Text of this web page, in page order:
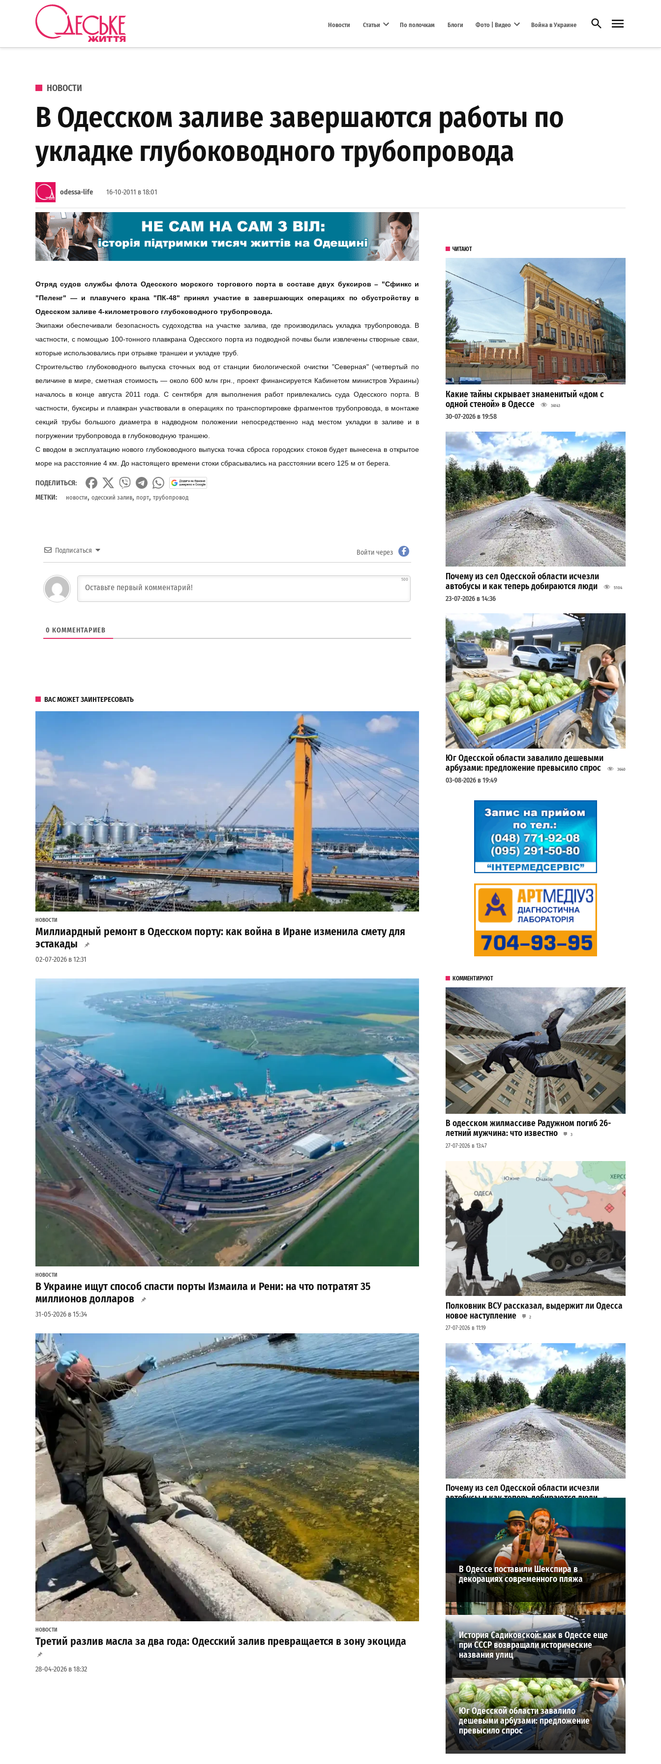
Перейти к содержанию
Новости Статьи По полочкам Блоги Фото | Видео Война в Украине Открыть поиск
ОПУБЛИКОВАНО В
НОВОСТИ
В Одесском заливе завершаются работы по
укладке глубоководного трубопровода
odessa-life 16-10-2011 в 18:01
Отряд судов службы флота Одесского морского торгового порта в составе двух буксиров – "Сфинкси
"Пеленг" — и плавучего крана"ПК-48" принял участиевзавершающих операциях по обустройству в
Одесском заливе 4-километрового глубоководного трубопровода.
Экипажи обеспечивали безопасность судоходства на участке залива, где производилась укладка трубопровода. В
частности, с помощью 100-тонного плавкранаОдесского порта из подводной почвы были извлечены створные сваи,
которые использовались при отрывке траншеи и укладке труб.
Строительство глубоководного выпуска сточных вод от станции биологической очистки "Северная" (четвертый по
величине в мире, сметная стоимость — около 600 млн грн., проект финансируется Кабинетом министров Украины)
началось в конце августа 2011 года. С сентября для выполнения работ привлекались суда Одесского порта . В
частности, буксиры и плавкран участвовали в операцияхпо транспортировке фрагментов трубопровода, в монтаже
секций трубы большого диаметра в надводном положении непосредственно над местом укладки в заливе и в
погружении трубопровода в глубоководную траншею.
С вводом в эксплуатацию нового глубоководного выпуска точка сброса городских стоков будет вынесена в открытое
море на расстояние 4 км. До настоящего времени стоки сбрасывались на расстоянии всего 125 м от берега.
ПОДЕЛИТЬСЯ:
МЕТКИ:
новости, одесский залив, порт, трубопровод
Подписаться Войти через
500
0 КОММЕНТАРИЕВ
ВАС МОЖЕТ ЗАИНТЕРЕСОВАТЬ
НОВОСТИ
Миллиардный ремонт в Одесском порту: как война в Иране изменила смету для
эстакады
02-07-2026 в 12:31
НОВОСТИ
В Украине ищут способ спасти порты Измаила и Рени: на что потратят 35
миллионов долларов
31-05-2026 в 15:34
НОВОСТИ
Третий разлив масла за два года: Одесский залив превращается в зону экоцида
28-04-2026 в 18:32
ЧИТАЮТ
Какие тайны скрывает знаменитый «дом с
одной стеной» в Одессе
34143
30-07-2026 в 19:58
Почему из сел Одесской области исчезли
автобусы и как теперь добираются люди
5104
23-07-2026 в 14:36
Юг Одесской области завалило дешевыми
арбузами: предложение превысило спрос
3640
03-08-2026 в 19:49
КОММЕНТИРУЮТ
В одесском жилмассиве Радужном погиб 26-
летний мужчина: что известно
3
27-07-2026 в 13:47
Полковник ВСУ рассказал, выдержит ли Одесса
новое наступление
2
27-07-2026 в 11:19
Почему из сел Одесской области исчезли
автобусы и как теперь добираются люди
2
ВИБОР РЕДАКЦИИ
В Одессе поставили Шекспира в
декорациях современного пляжа
История Садиковской: как в Одессе еще
при СССР возвращали исторические
названия улиц
Юг Одесской области завалило
дешевыми арбузами: предложение
превысило спрос